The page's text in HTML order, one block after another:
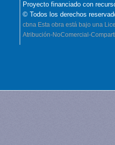
Proyecto financiado con
© Todos los derechos
cbna Esta obra está bajo una
Atribución-NoComercial-